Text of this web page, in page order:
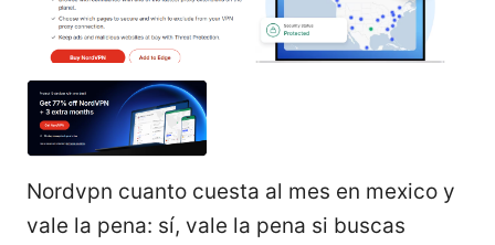
Nordvpn cuanto cuesta al mes en mexico y
vale la pena: sí, vale la pena si buscas